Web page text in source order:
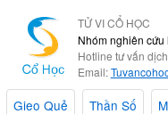
TỬ VI CỔ HỌC
Nhóm nghiên
Hotline tư vấn
Email:
Gieo Quẻ Thần Số